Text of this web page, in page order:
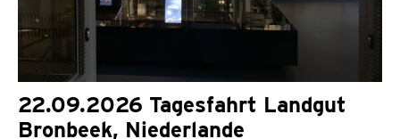
22.09.2026 Tagesfahrt Landgut
Bronbeek, Niederlande